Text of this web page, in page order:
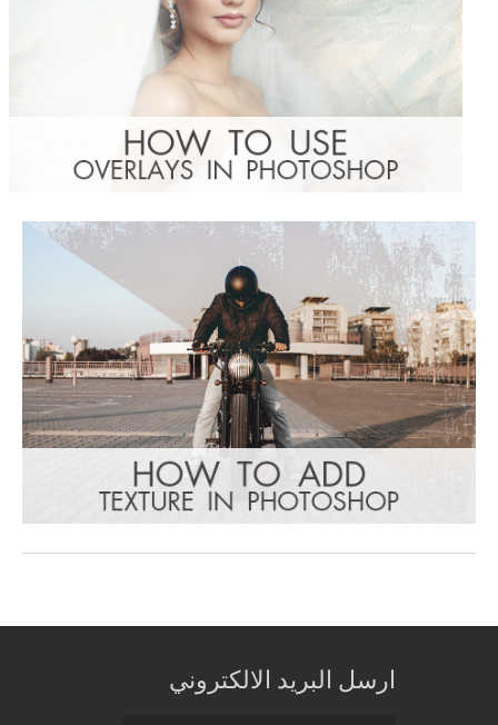
ارسل البريد الالكتروني